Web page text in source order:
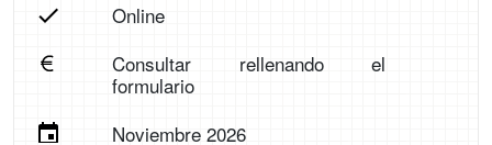
Online
Consultar rellenando el
formulario
Noviembre 2026